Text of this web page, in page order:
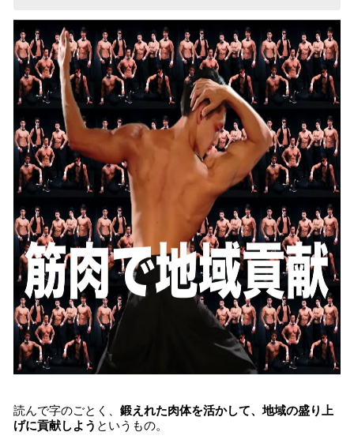
読んで字のごとく、 鍛えれた肉体を活かして、地域の盛り上
げに貢献しよう というもの。